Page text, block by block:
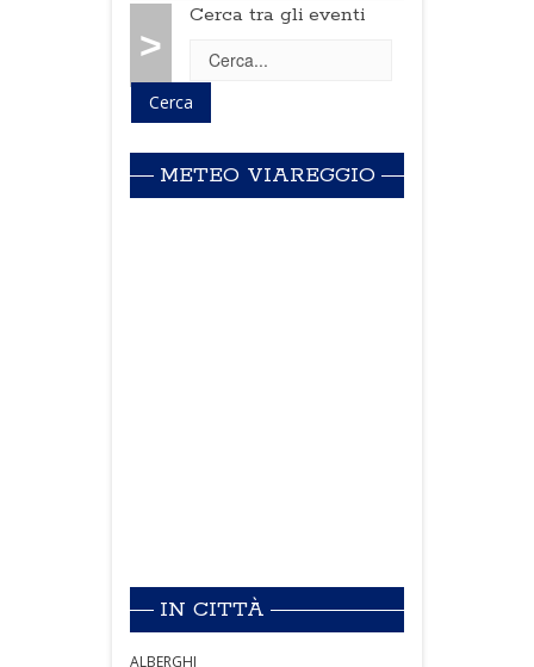
>
Cerca tra gli eventi
METEO VIAREGGIO
IN CITTÀ
ALBERGHI